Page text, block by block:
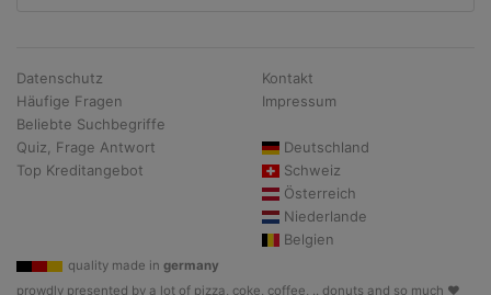
Datenschutz
Häufige Fragen
Beliebte Suchbegriffe
Quiz, Frage Antwort
Top Kreditangebot
Kontakt
Impressum
Deutschland
Schweiz
Österreich
Niederlande
Belgien
quality made in germany
prowdly presented by a lot of pizza, coke, coffee, .. donuts and so much ♥